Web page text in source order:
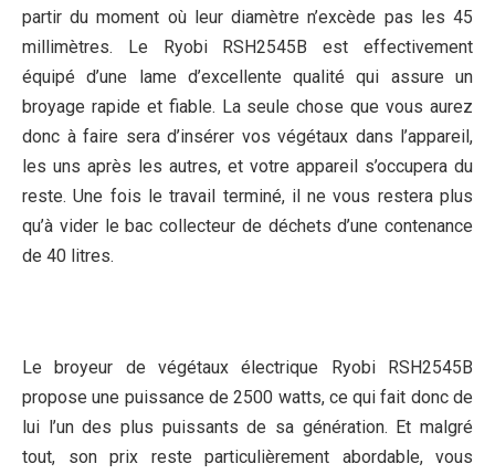
partir du moment où leur diamètre n’excède pas les 45
millimètres. Le Ryobi RSH2545B est effectivement
équipé d’une lame d’excellente qualité qui assure un
broyage rapide et fiable. La seule chose que vous aurez
donc à faire sera d’insérer vos végétaux dans l’appareil,
les uns après les autres, et votre appareil s’occupera du
reste. Une fois le travail terminé, il ne vous restera plus
qu’à vider le bac collecteur de déchets d’une contenance
de 40 litres.
Le broyeur de végétaux électrique Ryobi RSH2545B
propose une puissance de 2500 watts, ce qui fait donc de
lui l’un des plus puissants de sa génération. Et malgré
tout, son prix reste particulièrement abordable, vous